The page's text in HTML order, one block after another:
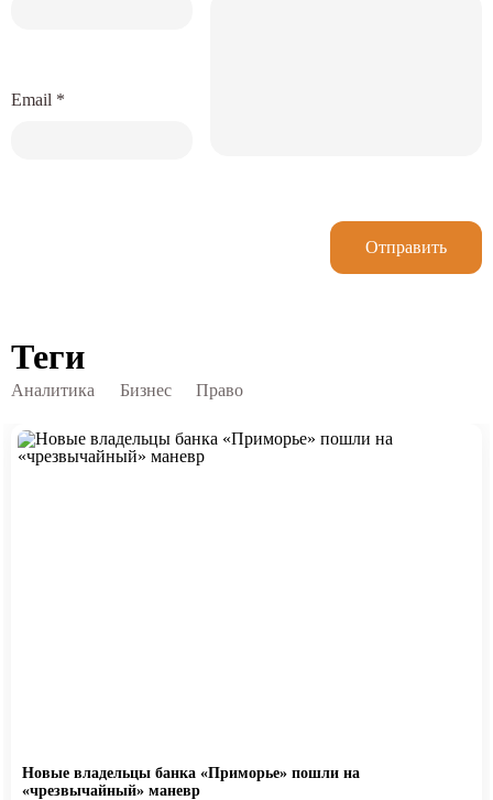
Email *
Отправить
Теги
Аналитика Бизнес Право
Новые владельцы банка «Приморье» пошли на
«чрезвычайный» маневр